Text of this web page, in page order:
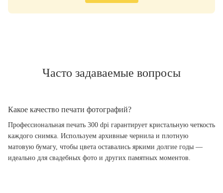
Часто задаваемые вопросы
Какое качество печати фотографий?
Профессиональная печать 300 dpi гарантирует кристальную четкость
каждого снимка. Используем архивные чернила и плотную
матовую бумагу, чтобы цвета оставались яркими долгие годы —
идеально для свадебных фото и других памятных моментов.